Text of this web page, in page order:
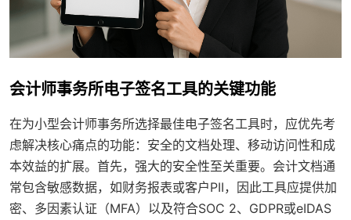
会计师事务所电子签名工具的关键功能
在为小型会计师事务所选择最佳电子签名工具时，应优先考
虑解决核心痛点的功能：安全的文档处理、移动访问性和成
本效益的扩展。首先，强大的安全性至关重要。会计文档通
常包含敏感数据，如财务报表或客户PII，因此工具应提供加
密、多因素认证（MFA）以及符合SOC 2、GDPR或eIDAS